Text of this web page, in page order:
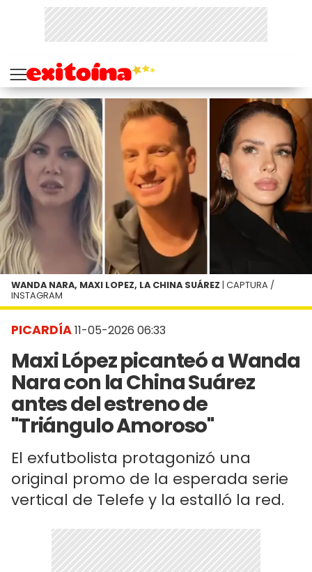
PICARDÍA11-05-2026 06:33
Maxi López picanteó a Wanda
Nara con la China Suárez
antes del estreno de
"Triángulo Amoroso"
El exfutbolista protagonizó una
original promo de la esperada serie
vertical de Telefe y la estalló la red.
WANDA NARA, MAXI LOPEZ, LA CHINA SUÁREZ | CAPTURA /
INSTAGRAM